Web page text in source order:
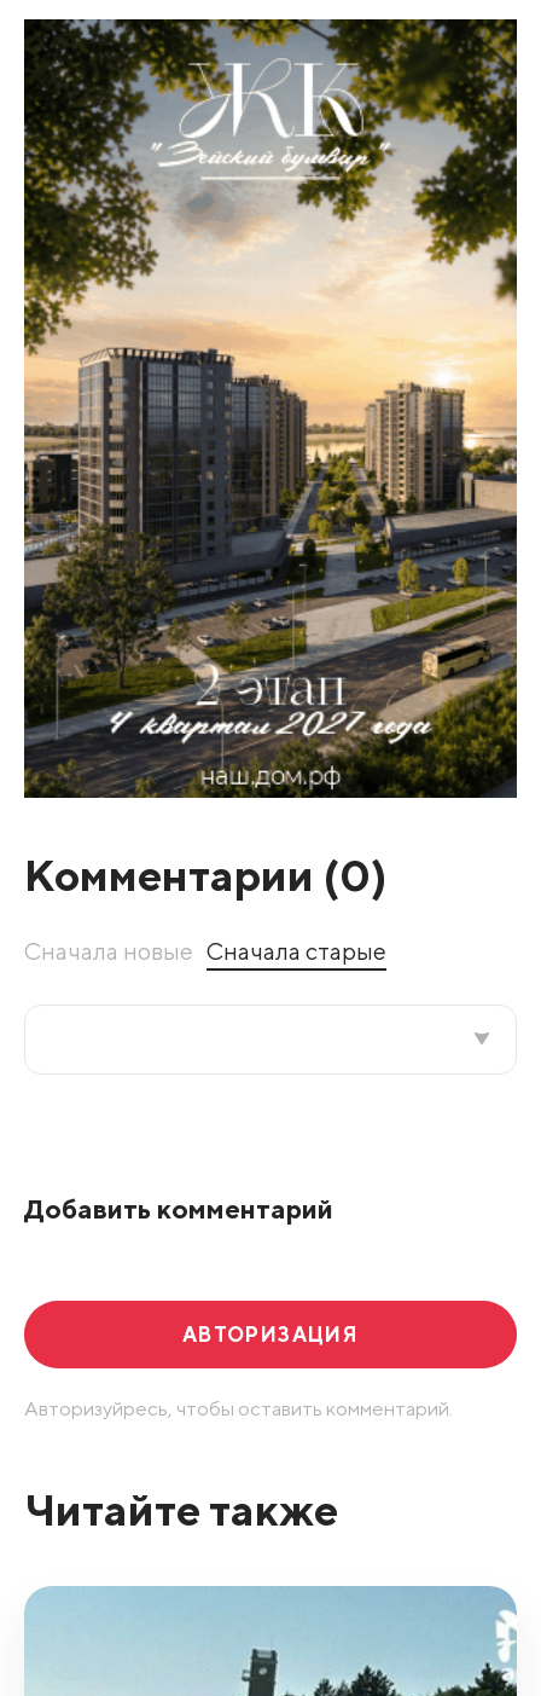
Комментарии (0)
Сначала новые Сначала старые
Добавить комментарий
АВТОРИЗАЦИЯ
Авторизуйресь, чтобы оставить комментарий.
Читайте также